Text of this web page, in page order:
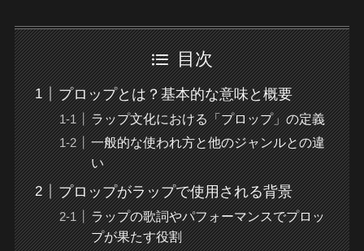
目次
プロップとは？基本的な意味と概要
ラップ文化における「プロップ」の定義
一般的な使われ方と他のジャンルとの違
い
プロップがラップで使用される背景
ラップの歌詞やパフォーマンスでプロッ
プが果たす役割